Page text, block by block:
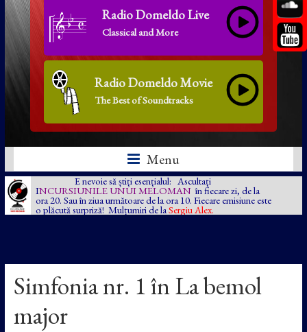
Radio Domeldo Live
Classical and More
Radio Domeldo Movie
The Best of Soundtracks
Menu
E nevoie să știți esențialul: Ascultați
INCURSIUNILE UNUI MELOMAN în fiecare zi, de la
ora 20. Sau în ziua următoare de la ora 10. Fiecare emisiune este
o plăcută surpriză! Mulțumiri de la Sergiu Alex.
Simfonia nr. 1 în La bemol
major